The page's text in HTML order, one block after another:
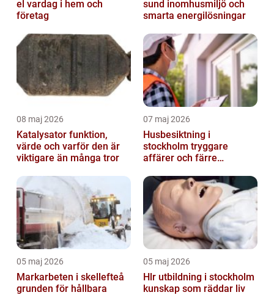
el vardag i hem och
företag
sund inomhusmiljö och
smarta energilösningar
08 maj 2026
Katalysator funktion,
värde och varför den är
viktigare än många tror
07 maj 2026
Husbesiktning i
stockholm tryggare
affärer och färre
05 maj 2026
Markarbeten i skellefteå
grunden för hållbara
05 maj 2026
Hlr utbildning i stockholm
kunskap som räddar liv